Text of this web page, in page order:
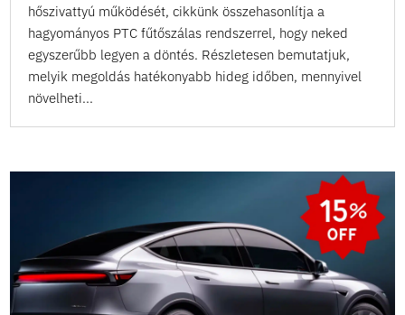
hőszivattyú működését, cikkünk összehasonlítja a
hagyományos PTC fűtőszálas rendszerrel, hogy neked
egyszerűbb legyen a döntés. Részletesen bemutatjuk,
melyik megoldás hatékonyabb hideg időben, mennyivel
növelheti...